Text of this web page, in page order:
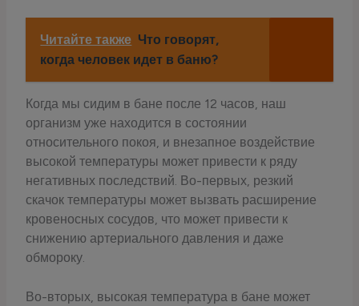
Читайте также Что говорят,
когда человек идет в баню?
Когда мы сидим в бане после 12 часов, наш
организм уже находится в состоянии
относительного покоя, и внезапное воздействие
высокой температуры может привести к ряду
негативных последствий. Во-первых, резкий
скачок температуры может вызвать расширение
кровеносных сосудов, что может привести к
снижению артериального давления и даже
обмороку.
Во-вторых, высокая температура в бане может